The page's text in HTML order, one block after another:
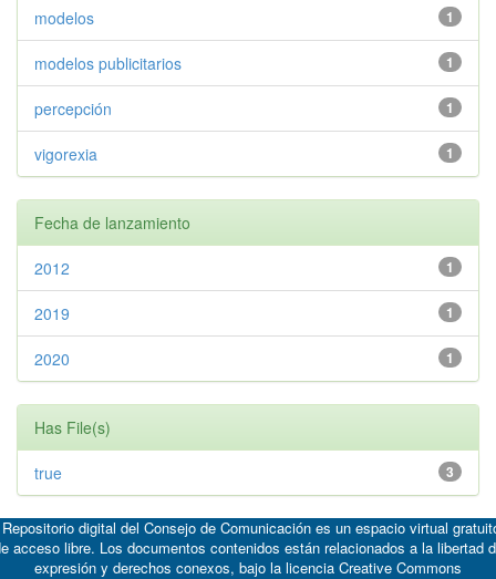
1
modelos
1
modelos publicitarios
1
percepción
1
vigorexia
Fecha de lanzamiento
1
2012
1
2019
1
2020
Has File(s)
3
true
digital del Consejo de Comunicación es un espacio virtual
acceso libre. Los documentos contenidos están relacionados a la libertad
expresión y derechos conexos, bajo la licencia Creative Commons